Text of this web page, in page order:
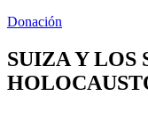
Donación
SUIZA Y LOS